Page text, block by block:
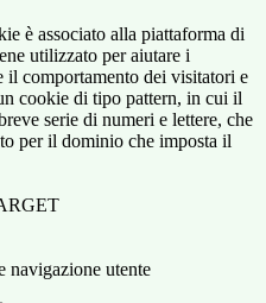
è associato alla piattaforma di
utilizzato per aiutare i
comportamento dei visitatori e
cookie di tipo pattern, in cui il
serie di numeri e lettere, che
per il dominio che imposta il
navigazione utente